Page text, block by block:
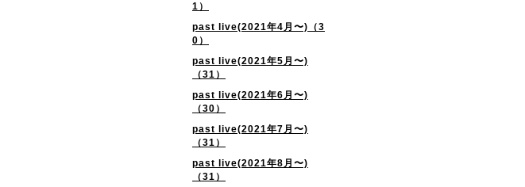
1）
past live(2021年4月〜)（3
0）
past live(2021年5月〜)
（31）
past live(2021年6月〜)
（30）
past live(2021年7月〜)
（31）
past live(2021年8月〜)
（31）